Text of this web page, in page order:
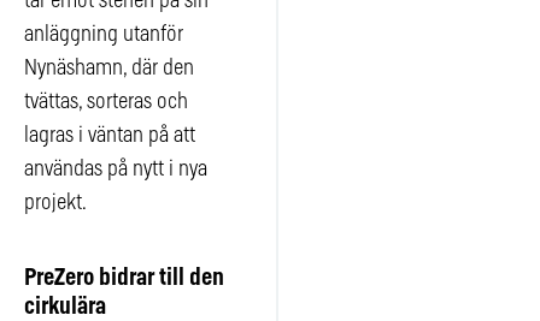
anläggning utanför
Nynäshamn, där den
tvättas, sorteras och
lagras i väntan på att
användas på nytt i nya
projekt.
PreZero bidrar till den
cirkulära